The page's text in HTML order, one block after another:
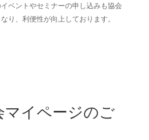
ベントやセミナーの申し込みも協会
り、利便性が向上しております。
マイページのご